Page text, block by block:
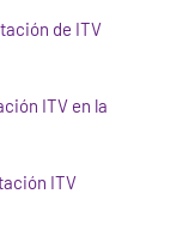
de ITV
ITV en la
ITV